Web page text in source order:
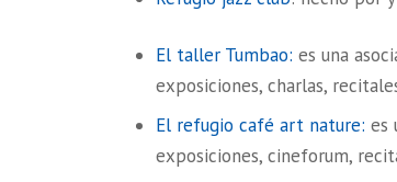
El taller Tumbao: es una
exposiciones, charlas,
El refugio café art nature: es
exposiciones, cineforum,